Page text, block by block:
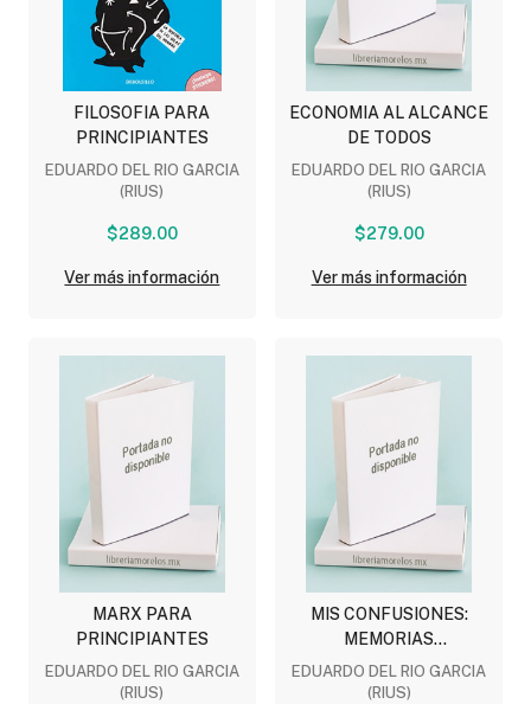
FILOSOFIA PARA
PRINCIPIANTES
EDUARDO DEL RIO GARCIA
(RIUS)
$289.00
Ver más información
ECONOMIA AL ALCANCE
DE TODOS
EDUARDO DEL RIO GARCIA
(RIUS)
$279.00
Ver más información
MARX PARA
PRINCIPIANTES
EDUARDO DEL RIO GARCIA
(RIUS)
MIS CONFUSIONES:
MEMORIAS
DESMEMORIADAS
EDUARDO DEL RIO GARCIA
(RIUS)